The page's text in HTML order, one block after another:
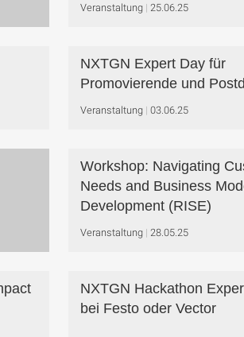
Veranstaltung 25.06.25
NXTGN Expert Day für
Promovierende und
Veranstaltung 03.06.25
Workshop: Navigating
Needs and Business
Development (RISE)
Veranstaltung 28.05.25
NXTGN Hackathon
bei Festo oder Vector